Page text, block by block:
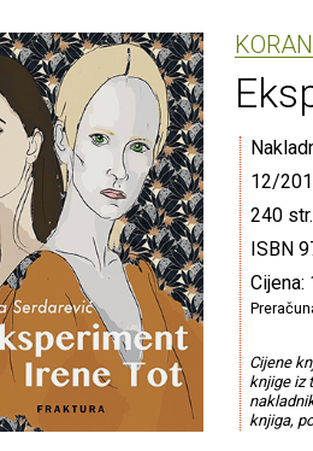
12/
240
ISBN
Cijena:
Cijene
knjige iz
knjiga,